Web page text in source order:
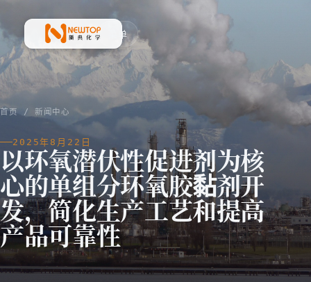
新典化学材料(上海)有限公司
菜单
首页/ 新闻中心
2025年8月22日
以环氧潜伏性促进剂为核
心的单组分环氧胶黏剂开
发，简化生产工艺和提高
产品可靠性